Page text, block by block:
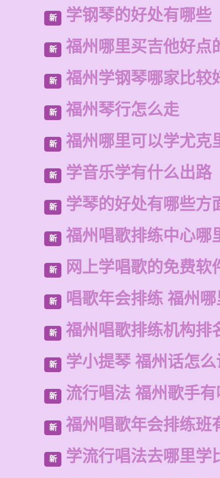
新 学钢琴的好处有哪些
新 福州哪里买吉他好点
新 福州学钢琴哪家比较
新 福州琴行怎么走
新 福州哪里可以学尤克
新 学音乐学有什么出路
新 学琴的好处有哪些方
新 福州唱歌排练中心哪
新 网上学唱歌的免费软
新 唱歌年会排练 福州
新 福州唱歌排练机构排
新 学小提琴 福州话怎
新 流行唱法 福州歌手
新 福州唱歌年会排练班
新 学流行唱法去哪里学